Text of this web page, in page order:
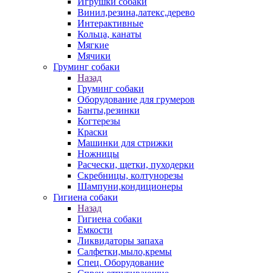
Винил,резина,латекс,дерево
Интерактивные
Кольца, канаты
Мягкие
Мячики
Груминг собаки
Назад
Груминг собаки
Оборудование для грумеров
Банты,резинки
Когтерезы
Краски
Машинки для стрижки
Ножницы
Расчески, щетки, пуходерки
Скребницы, колтунорезы
Шампуни,кондиционеры
Гигиена собаки
Назад
Гигиена собаки
Емкости
Ликвидаторы запаха
Салфетки,мыло,кремы
Спец. Оборудование